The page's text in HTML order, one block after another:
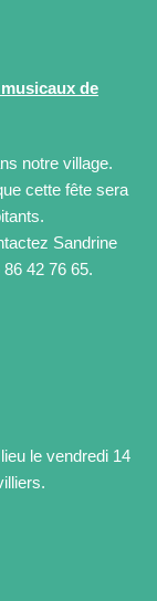
de
notre village.
cette fête sera
Sandrine
42 76 65.
le vendredi 14